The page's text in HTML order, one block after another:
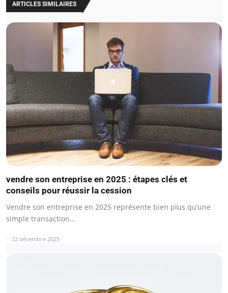
ARTICLES SIMILAIRES
vendre son entreprise en 2025 : étapes clés et
conseils pour réussir la cession
Vendre son entreprise en 2025 représente bien plus qu’une
simple transaction…
22 décembre 2025